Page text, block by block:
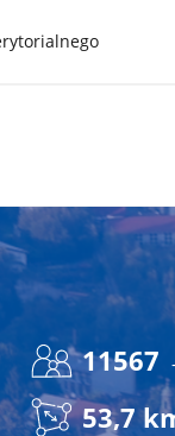
11567
53,7